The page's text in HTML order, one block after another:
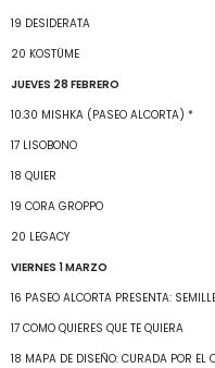
19 DESIDERATA
20 KOSTÜME
JUEVES 28 FEBRERO
10.30 MISHKA (PASEO ALCORTA) *
17 LISOBONO
18 QUIER
19 CORA GROPPO
20 LEGACY
VIERNES 1 MARZO
16 PASEO ALCORTA PRESENTA:
17 COMO QUIERES QUE TE QUIERA
18 MAPA DE DISEÑO: CURADA POR EL